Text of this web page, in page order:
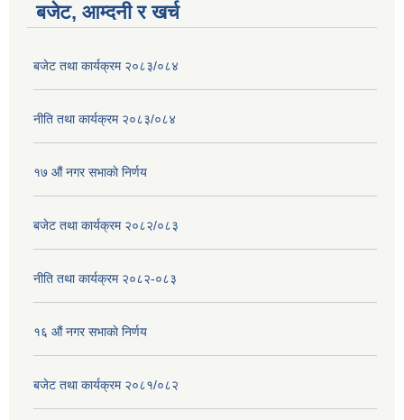
बजेट, आम्दनी र खर्च
बजेट तथा कार्यक्रम २०८३/०८४
नीति तथा कार्यक्रम २०८३/०८४
१७ ‌‍औं नगर सभाकाे निर्णय
बजेट तथा कार्यक्रम २०८२/०८३
नीति तथा कार्यक्रम २०८२-०८३
१६ ‌औं नगर सभाकाे निर्णय
बजेट तथा कार्यक्रम २०८१/०८२